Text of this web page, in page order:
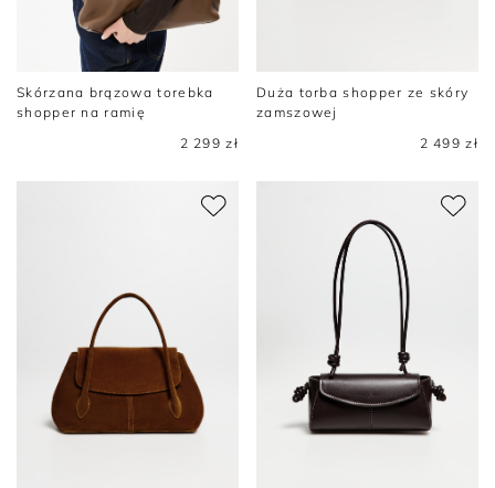
Skórzana brązowa torebka
shopper na ramię
2 299 zł
Duża torba shopper ze skóry
zamszowej
2 499 zł